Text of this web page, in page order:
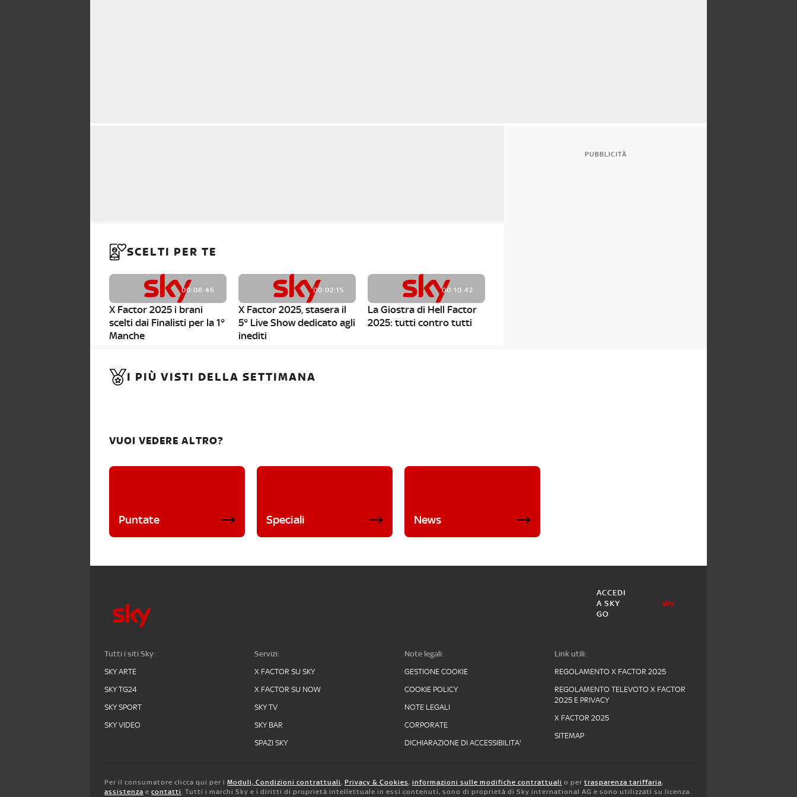
SCELTI PER TE
00:08:46
X Factor 2025 i brani
scelti dai Finalisti per la 1°
Manche
00:02:15
X Factor 2025, stasera il
5° Live Show dedicato agli
inediti
00:10:42
La Giostra di Hell Factor
2025: tutti contro tutti
PUBBLICITÀ
I PIÙ VISTI DELLA SETTIMANA
VUOI VEDERE ALTRO?
Puntate Speciali News
ACCEDI
A SKY
GO
Tutti i siti Sky:
SKY ARTE
SKY TG24
SKY SPORT
SKY VIDEO
Servizi:
X FACTOR SU SKY
X FACTOR SU NOW
SKY TV
SKY BAR
SPAZI SKY
Note legali:
GESTIONE COOKIE
COOKIE POLICY
NOTE LEGALI
CORPORATE
DICHIARAZIONE DI ACCESSIBILITA'
Link utili:
REGOLAMENTO X FACTOR 2025
REGOLAMENTO TELEVOTO X FACTOR
2025 E PRIVACY
X FACTOR 2025
SITEMAP
Per il consumatore clicca qui per i Moduli, Condizioni contrattuali, Privacy & Cookies, informazioni sulle modifiche contrattuali o per trasparenza tariffaria,
assistenza e contatti. Tutti i marchi Sky e i diritti di proprietà intellettuale in essi contenuti, sono di proprietà di Sky international AG e sono utilizzati su licenza.